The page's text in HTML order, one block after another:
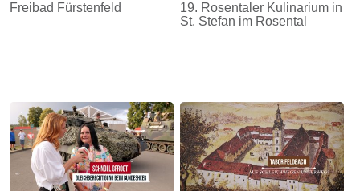
Freibad Fürstenfeld
19. Rosentaler Kulinarium in
St. Stefan im Rosental